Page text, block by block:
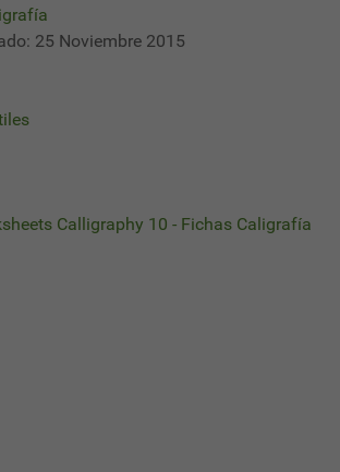
25 Noviembre 2015
Calligraphy 10 - Fichas Caligrafía